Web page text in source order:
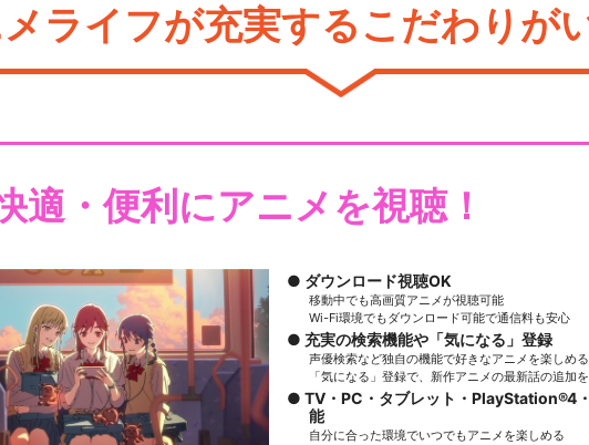
ライフが充実するこだわりが
適・便利にアニメを視聴！
ダウンロード視聴OK
移動中でも高画質アニメが視聴可能
Wi-Fi環境でもダウンロード可能で通信料も安心
充実の検索機能や「気になる」登録
声優検索など独自の機能で好きなアニメを楽しめる
「気になる」登録で、新作アニメの最新話の追加
TV・PC・タブレット・PlayStation®4
能
自分に合った環境でいつでもアニメを楽しめる